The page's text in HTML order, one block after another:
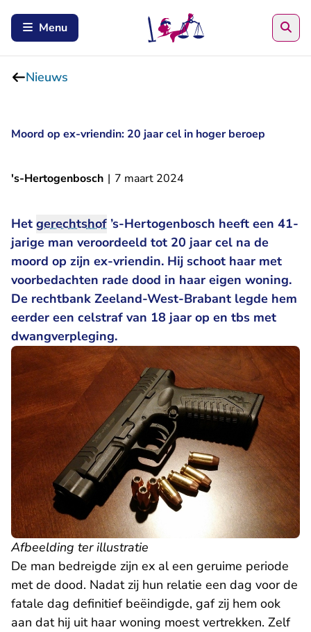
Menu
Nieuws
Moord op ex-vriendin: 20 jaar cel in hoger beroep
's-Hertogenbosch | 7 maart 2024
Het gerechtshof ’s-Hertogenbosch heeft een 41-
jarige man veroordeeld tot 20 jaar cel na de
moord op zijn ex-vriendin. Hij schoot haar met
voorbedachten rade dood in haar eigen woning.
De rechtbank Zeeland-West-Brabant- U verlaat
legde hem
eerder een celstraf van 18 jaar op en tbs met
dwangverpleging.
Afbeelding ter illustratie
De man bedreigde zijn ex al een geruime periode
met de dood. Nadat zij hun relatie een dag voor de
fatale dag definitief beëindigde, gaf zij hem ook
aan dat hij uit haar woning moest vertrekken. Zelf